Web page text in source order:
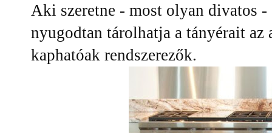
Aki szeretne - most olyan divatos -
nyugodtan tárolhatja a tányérait az
kaphatóak rendszerezők.